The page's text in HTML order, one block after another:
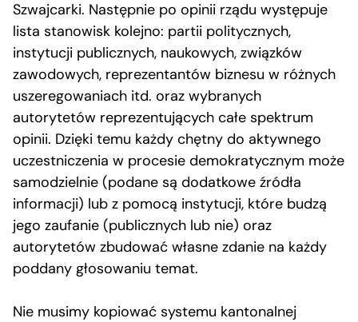
Szwajcarki. Następnie po opinii rządu występuje
lista stanowisk kolejno: partii politycznych,
instytucji publicznych, naukowych, związków
zawodowych, reprezentantów biznesu w różnych
uszeregowaniach itd. oraz wybranych
autorytetów reprezentujących całe spektrum
opinii. Dzięki temu każdy chętny do aktywnego
uczestniczenia w procesie demokratycznym może
samodzielnie (podane są dodatkowe źródła
informacji) lub z pomocą instytucji, które budzą
jego zaufanie (publicznych lub nie) oraz
autorytetów zbudować własne zdanie na każdy
poddany głosowaniu temat.
Nie musimy kopiować systemu kantonalnej